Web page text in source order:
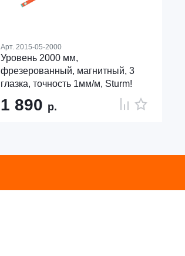
Арт. 2015-05-2000
Уровень 2000 мм,
фрезерованный, магнитный, 3
глазка, точность 1мм/м, Sturm!
1 890 р.